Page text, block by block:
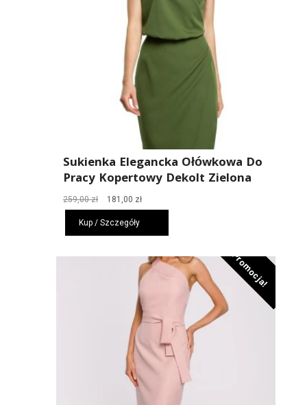
Sukienka Elegancka Ołówkowa Do
Pracy Kopertowy Dekolt Zielona
259,00zł
Pierwotna
cena
wynosiła:
259,00 zł.
181,00 złAktualna
cena
181,00 zł.
Kup / Szczegóły
Promocja!